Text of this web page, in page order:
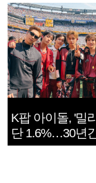
K팝 아이돌, '밀
단 1.6%…30년
1182개팀 전수